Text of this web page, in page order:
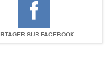
SUR FACEBOOK